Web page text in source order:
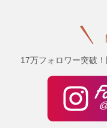
17万フォロワー突破